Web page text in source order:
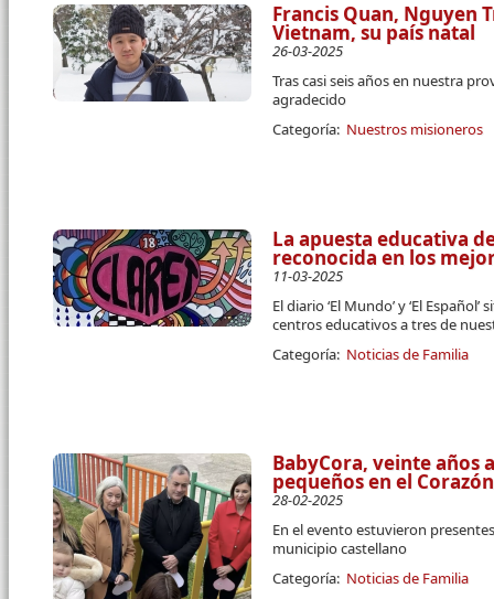
Francis Quan, Nguyen
Vietnam, su país natal
26-03-2025
Tras casi seis años en nuestra
agradecido
Categoría: Nuestros misioneros
La apuesta educativa
reconocida en los
11-03-2025
El diario ‘El Mundo’ y ‘El
centros educativos a tres de
Categoría: Noticias de Familia
BabyCora, veinte años
pequeños en el
28-02-2025
En el evento estuvieron
municipio castellano
Categoría: Noticias de Familia